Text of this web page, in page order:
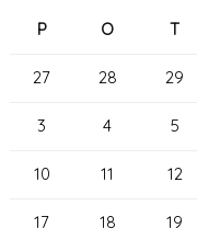
P O T
27 28 29
3 4 5
10 11 12
17 18 19